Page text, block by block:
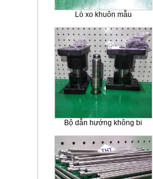
Lò xo khuôn mẫu
Bộ dẫn hướng không bi